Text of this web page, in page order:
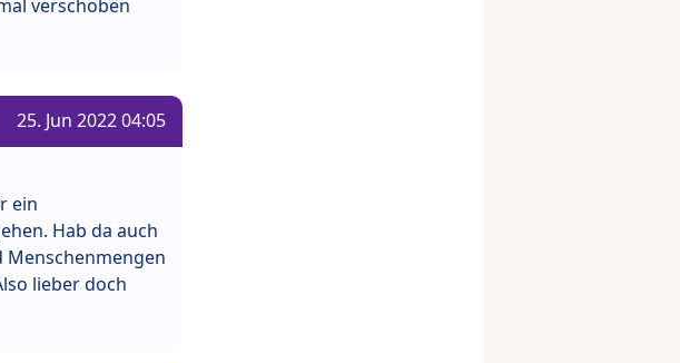
verschoben
25. Jun 2022 04:05
ein
Hab da auch
Menschenmengen
lieber doch